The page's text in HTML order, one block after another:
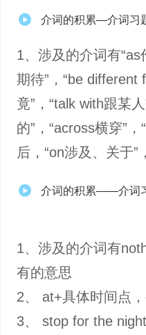
介词的积累—介词习
1、涉及的介词有
期待”，“be different
竟”，“talk with跟某
的”，“across横穿”
后，“on涉及、关于”
介词的积累——介词
1、涉及的介词有
有的意思
2、 at+具体时间点
3、 stop for the